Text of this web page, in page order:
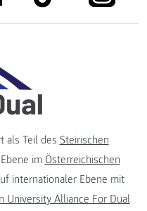
als Teil des Steirischen
im Österreichischen
internationaler Ebene mit
University Alliance For Dual